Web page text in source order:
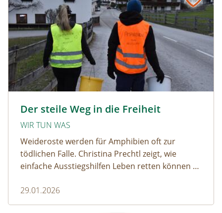
Der steile Weg in die Freiheit
WIR TUN WAS
Weideroste werden für Amphibien oft zur
tödlichen Falle. Christina Prechtl zeigt, wie
einfache Ausstiegshilfen Leben retten können –
Aufwand.
29.01.2026